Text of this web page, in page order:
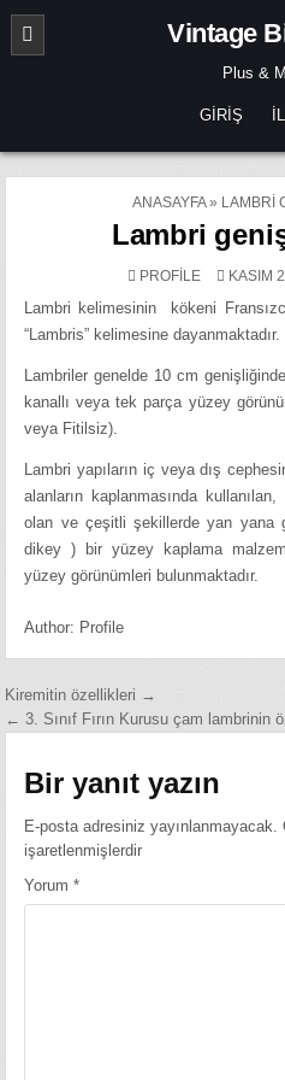
Skip
content
Vintage
Plus &
GIRIŞ
ANASAYFA» LAMBRI
Lambri
PROFILE KASIM
Lambri kelimesinin kökeni
“Lambris” kelimesine dayanmaktadır.
Lambriler genelde 10 cm
kanallı veya tek parça yüzey
veya Fitilsiz).
Lambri yapıların iç veya dış
alanların kaplanmasında
olan ve çeşitli şekillerde yan yana
dikey ) bir yüzey kaplama
yüzey görünümleri bulunmaktadır.
Author: Profile
Yazı
gezinmesi
Kiremitin özellikleri →
← 3. Sınıf Fırın Kurusu çam lambrinin
Bir yanıt yazın
E-posta adresiniz yayınlanmayacak.
işaretlenmişlerdir
Yorum*